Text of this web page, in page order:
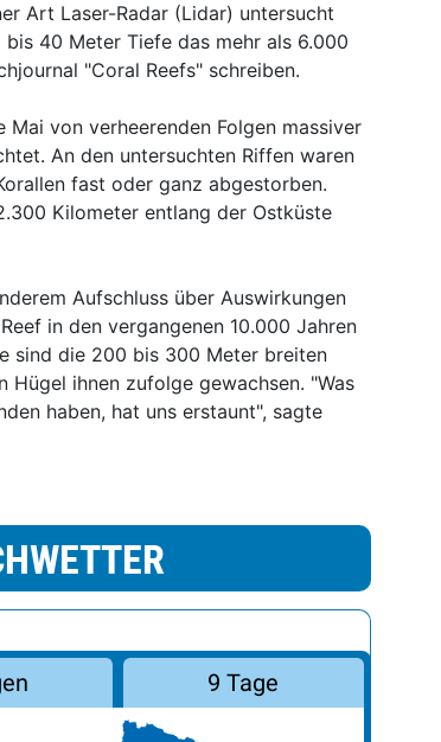
Art Laser-Radar (Lidar) untersucht
40 Meter Tiefe das mehr als 6.000
"Coral Reefs" schreiben.
von verheerenden Folgen massiver
An den untersuchten Riffen waren
fast oder ganz abgestorben.
Kilometer entlang der Ostküste
Aufschluss über Auswirkungen
in den vergangenen 10.000 Jahren
sind die 200 bis 300 Meter breiten
ihnen zufolge gewachsen. "Was
haben, hat uns erstaunt", sagte
9 Tage